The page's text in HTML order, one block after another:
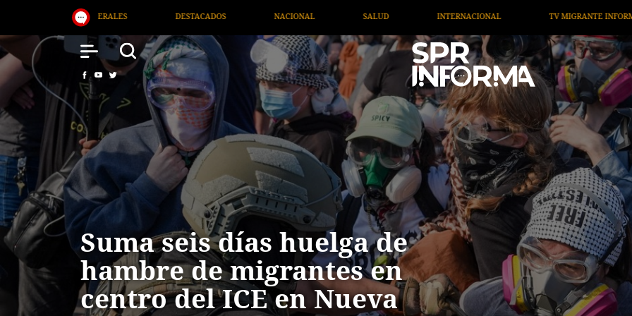
NACIONAL INTERNACIONAL TV MIGRANTE INFORMA OPINIÓN ARTÍCULOS
Suma seis días huelga de
hambre de migrantes en
centro del ICE en Nueva